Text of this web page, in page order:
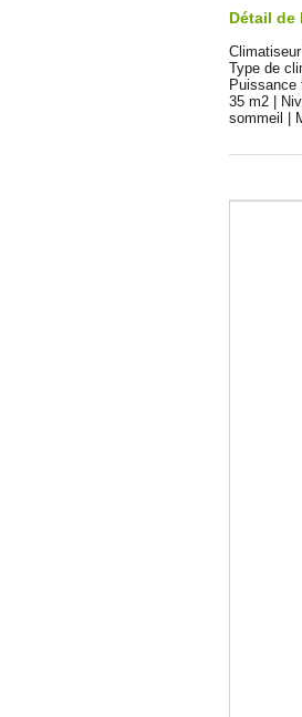
Détail de
Type de
Puissance
35 m2 |
sommeil |